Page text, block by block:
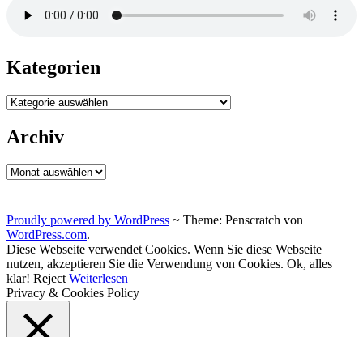
Kategorien
Kategorien
Archiv
Archiv
Proudly powered by WordPress ~ Theme: Penscratch von
WordPress.com.
Diese Webseite verwendet Cookies. Wenn Sie diese Webseite
nutzen, akzeptieren Sie die Verwendung von Cookies. Ok, alles
klar! Reject Weiterlesen
Privacy & Cookies Policy